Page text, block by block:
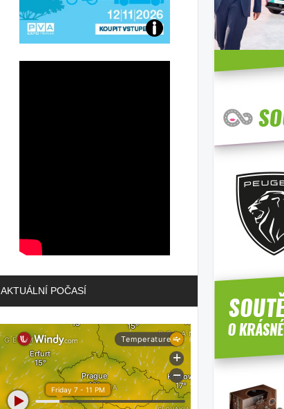
Přijďte
AKTUÁLNÍ POČASÍ